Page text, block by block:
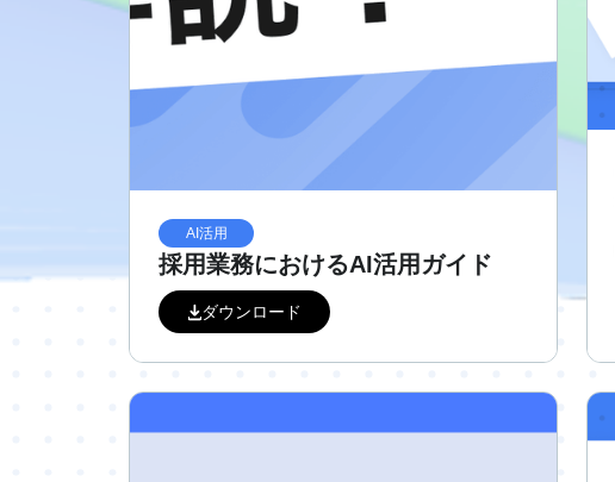
AI活用
採用業務におけるAI活用ガイド
ダウンロード